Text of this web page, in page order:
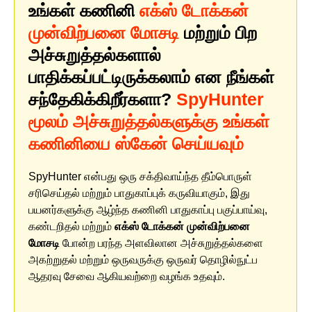
உங்கள் கணினி எக்ஸ் டோக்கன்
முன்விற்பனை மோசடி மற்றும் பிற
அச்சுறுத்தல்களால்
பாதிக்கப்பட்டிருக்கலாம் என நீங்கள்
சந்தேகிக்கிறீர்களா? SpyHunter
மூலம் அச்சுறுத்தல்களுக்கு உங்கள்
கணினியை ஸ்கேன் செய்யவும்
SpyHunter என்பது ஒரு சக்திவாய்ந்த தீம்பொருள்
சரிசெய்தல் மற்றும் பாதுகாப்புக் கருவியாகும், இது
பயனர்களுக்கு ஆழ்ந்த கணினி பாதுகாப்பு பகுப்பாய்வு,
கண்டறிதல் மற்றும் எக்ஸ் டோக்கன் முன்விற்பனை
மோசடி போன்ற பரந்த அளவிலான அச்சுறுத்தல்களை
அகற்றுதல் மற்றும் ஒருவருக்கு ஒருவர் தொழில்நுட்ப
ஆதரவு சேவை ஆகியவற்றை வழங்க உதவும்.